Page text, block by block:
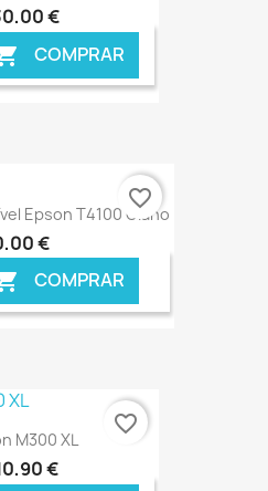
€
COMPRAR
€ ONLINE
Epson T4100 Ciano
€
COMPRAR
€ ONLINE
favorite_border
M300 XL
€
favorite_border